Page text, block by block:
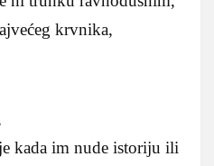
krvnika,
kada im nude istoriju ili